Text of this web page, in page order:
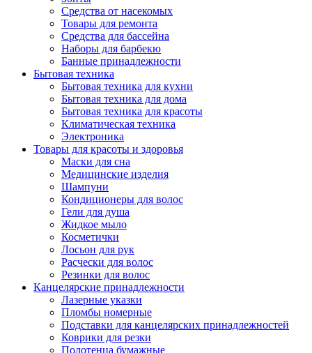
Средства от насекомых
Товары для ремонта
Средства для бассейна
Наборы для барбекю
Банные принадлежности
Бытовая техника
Бытовая техника для кухни
Бытовая техника для дома
Бытовая техника для красоты
Климатическая техника
Электроника
Товары для красоты и здоровья
Маски для сна
Медицинские изделия
Шампуни
Кондиционеры для волос
Гели для душа
Жидкое мыло
Косметички
Лосьон для рук
Расчески для волос
Резинки для волос
Канцелярские принадлежности
Лазерные указки
Пломбы номерные
Подставки для канцелярских принадлежностей
Коврики для резки
Полотенца бумажные